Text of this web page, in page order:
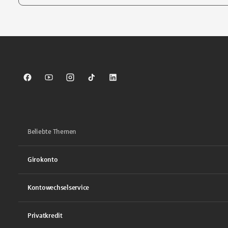
Sparkasse auf Facebook
Sparkasse auf Youtube
Sparkasse auf Instagram
Sparkasse auf TikTok
Sparkasse auf LinkedIn
Beliebte Themen
Girokonto
Kontowechselservice
Privatkredit